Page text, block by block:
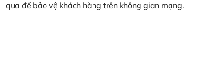
qua để bảo vệ khách hàng trên không gian mạng.